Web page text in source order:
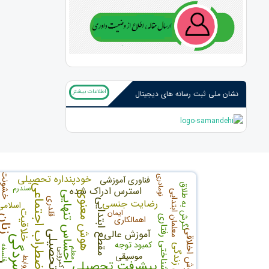
نشان ملی ثبت رسانه های دیجیتال اطلاعات بیشتر
افسردگیاضطراب اجتماعیاحساس تنهاییهوش معنوی خلاقیت مقطع ابتدایی
خودپنداره تحصیلی
استرس ادراک شده
رضایت جنسی
آموزش عالی هوش اخلاقی
نگرش به طلاق
فناوری آموزشی
معلمان ابتدایی قلدری
موسیقی
کمبود توجه
اهمالکاری
خشونت
روابط
فلسفه
نومادری
معلم
ایمان
سندرم
کمرویی